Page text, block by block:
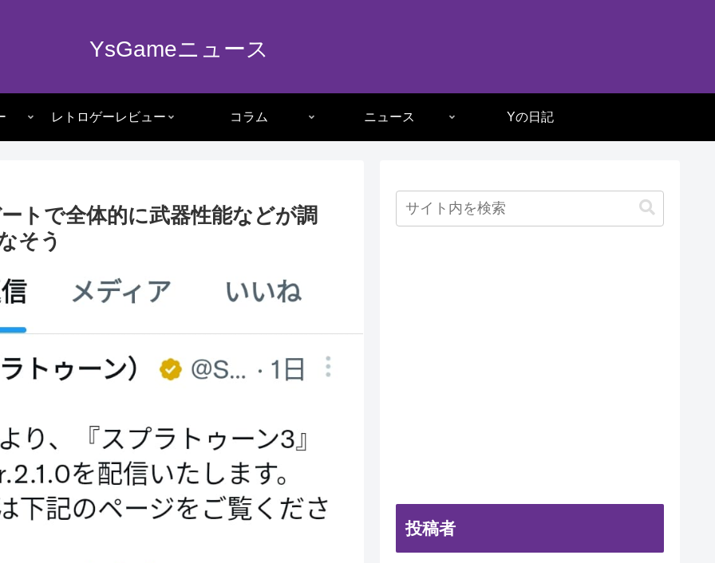
YsGameニュース
レトロゲーレビュー コラム ニュース Yの日記
トで全体的に武器性能などが調
そう
投稿者